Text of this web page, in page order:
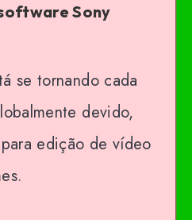
Sony
se tornando cada
devido,
edição de vídeo